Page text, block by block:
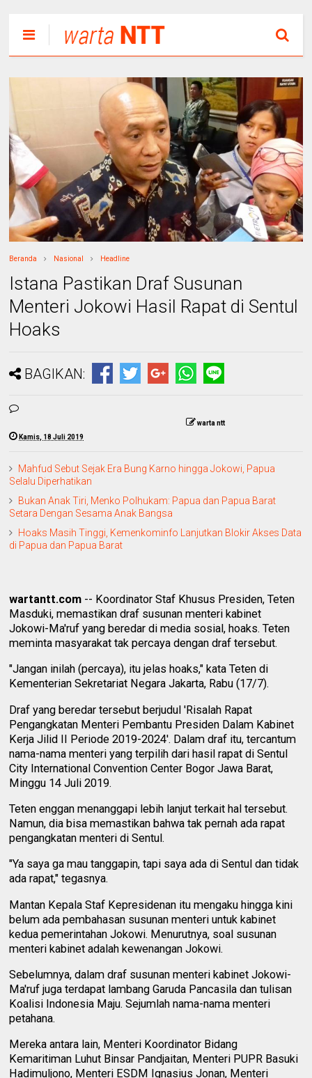
Beranda Nasional Headline
Istana Pastikan Draf Susunan
Menteri Jokowi Hasil Rapat di Sentul
Hoaks
BAGIKAN:
warta ntt
Kamis, 18 Juli 2019
Mahfud Sebut Sejak Era Bung Karno hingga Jokowi, Papua
Selalu Diperhatikan
Bukan Anak Tiri, Menko Polhukam: Papua dan Papua Barat
Setara Dengan Sesama Anak Bangsa
Hoaks Masih Tinggi, Kemenkominfo Lanjutkan Blokir Akses Data
di Papua dan Papua Barat
wartantt.com -- Koordinator Staf Khusus Presiden, Teten
Masduki, memastikan draf susunan menteri kabinet
Jokowi-Ma'ruf yang beredar di media sosial, hoaks. Teten
meminta masyarakat tak percaya dengan draf tersebut.
"Jangan inilah (percaya), itu jelas hoaks," kata Teten di
Kementerian Sekretariat Negara Jakarta, Rabu (17/7).
Draf yang beredar tersebut berjudul 'Risalah Rapat
Pengangkatan Menteri Pembantu Presiden Dalam Kabinet
Kerja Jilid II Periode 2019-2024'. Dalam draf itu, tercantum
nama-nama menteri yang terpilih dari hasil rapat di Sentul
City International Convention Center Bogor Jawa Barat,
Minggu 14 Juli 2019.
Teten enggan menanggapi lebih lanjut terkait hal tersebut.
Namun, dia bisa memastikan bahwa tak pernah ada rapat
pengangkatan menteri di Sentul.
"Ya saya ga mau tanggapin, tapi saya ada di Sentul dan tidak
ada rapat," tegasnya.
Mantan Kepala Staf Kepresidenan itu mengaku hingga kini
belum ada pembahasan susunan menteri untuk kabinet
kedua pemerintahan Jokowi. Menurutnya, soal susunan
menteri kabinet adalah kewenangan Jokowi.
Sebelumnya, dalam draf susunan menteri kabinet Jokowi-
Ma'ruf juga terdapat lambang Garuda Pancasila dan tulisan
Koalisi Indonesia Maju. Sejumlah nama-nama menteri
petahana.
Mereka antara lain, Menteri Koordinator Bidang
Kemaritiman Luhut Binsar Pandjaitan, Menteri PUPR Basuki
Hadimuljono, Menteri ESDM Ignasius Jonan, Menteri